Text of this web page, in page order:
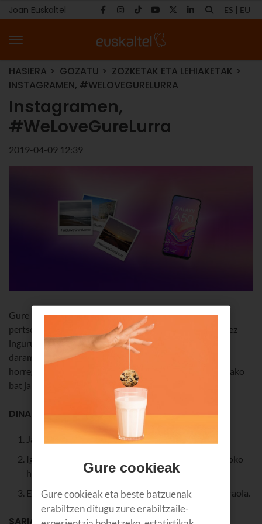
Joan Euskaltel ES EU
HASIERA GOZATU
ZOZKETAK ETA LEHIAKETAK
INSTAGRAMEN, #WELOVEGURELURRA
Instagramen,
#WeLoveGureLurra
2019-04-09 12:39
Gure paisaiak izugarri gustatzen zaizkigu, eta uste dugu
pertsona guztiek ikusi beharko luketela gure begien bidez
inguruan dugun edertasun guztia. Gainera, barruan
daramazuen artista hori atera dezazuen nahi dugu, eta,
horregatik, orain arte egin dugun zozketa dinamikoenetako
bat jarri dugu martxan.
DINAMIKA
Jarraitu Instagramen
Igo zure hiriaren argazkia, edo txoratzen zaituen txoko
horren argazkia (Euskadi edo Nafarroa).
Etiketatu gaitzazu eta erabili #WeLoveGureLurra traola.
Gure cookieak
Gure cookieak eta beste batzuenak
erabiltzen ditugu zure erabiltzaile-